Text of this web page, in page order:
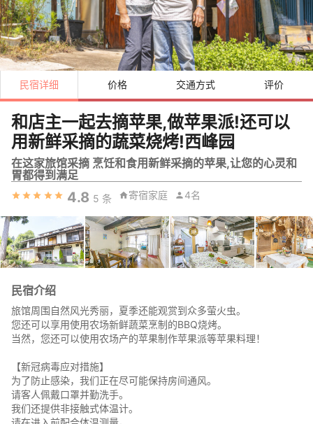
民宿详细 价格 交通方式 评价
和店主一起去摘苹果,做苹果派!还可以
用新鲜采摘的蔬菜烧烤!西峰园
在这家旅馆采摘 烹饪和食用新鲜采摘的苹果,让您的心灵和
胃都得到满足
4.8 5 条 寄宿家庭 4名
民宿介绍
旅馆周围自然风光秀丽，夏季还能观赏到众多萤火虫。
您还可以享用使用农场新鲜蔬菜烹制的BBQ烧烤。
当然，您还可以使用农场产的苹果制作苹果派等苹果料理！
【新冠病毒应对措施】
为了防止感染，我们正在尽可能保持房间通风。
请客人佩戴口罩并勤洗手。
我们还提供非接触式体温计。